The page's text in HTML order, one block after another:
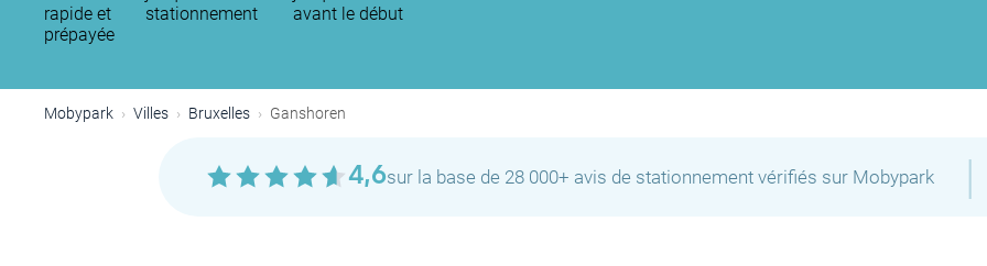
rapide et
prépayée
stationnement
avant le début
Mobypark Villes Bruxelles Ganshoren
4,6sur la base de 28 000+ avis de stationnement vérifiés sur Mobypark |